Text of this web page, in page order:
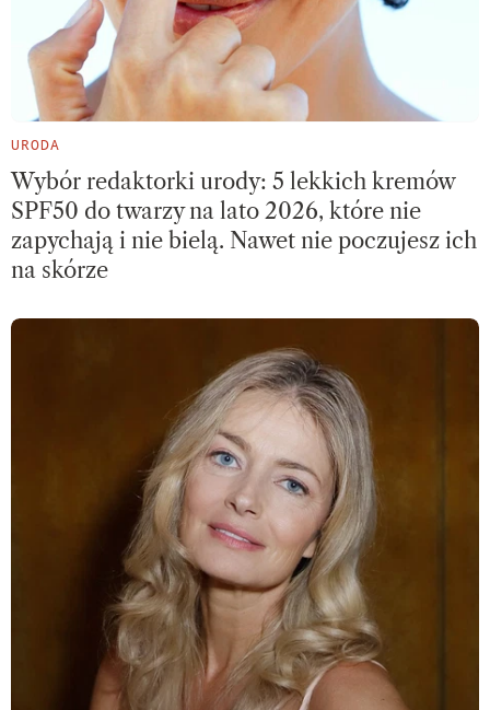
URODA
Wybór redaktorki urody: 5 lekkich kremów
SPF50 do twarzy na lato 2026, które nie
zapychają i nie bielą. Nawet nie poczujesz ich
na skórze